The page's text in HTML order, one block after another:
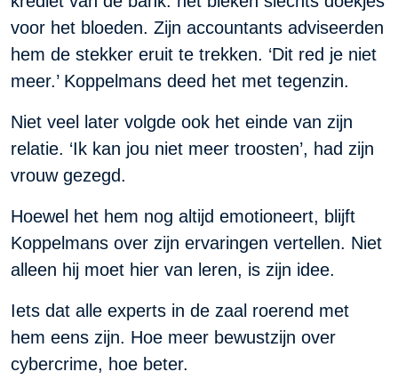
voor het bloeden. Zijn accountants adviseerden
hem de stekker eruit te trekken. ‘Dit red je niet
meer.’ Koppelmans deed het met tegenzin.
Niet veel later volgde ook het einde van zijn
relatie. ‘Ik kan jou niet meer troosten’, had zijn
vrouw gezegd.
Hoewel het hem nog altijd emotioneert, blijft
Koppelmans over zijn ervaringen vertellen. Niet
alleen hij moet hier van leren, is zijn idee.
Iets dat alle experts in de zaal roerend met
hem eens zijn. Hoe meer bewustzijn over
cybercrime, hoe beter.